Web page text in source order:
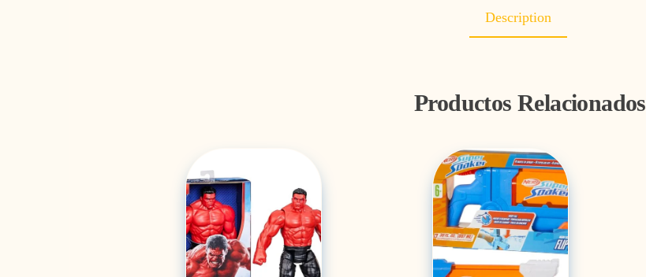
Description
Productos Relacionados